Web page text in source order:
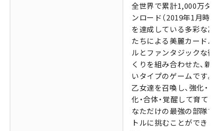
全世界で累計1,000万ダ
ンロード（2019年1月時点
を達成している多彩な乙
たちによる美麗カードバ
ルとファンタジックな街
くりを組み合わせた、新
いタイプのゲームです。
乙女達を召喚し、強化・進
化・合体・覚醒して育て、
なただけの最強の部隊で
トルに挑むことができま